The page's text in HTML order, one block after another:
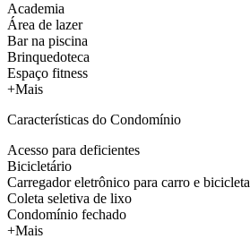
Academia
Área de lazer
Bar na piscina
Brinquedoteca
Espaço fitness
+Mais
Características do Condomínio
Acesso para deficientes
Bicicletário
Carregador eletrônico para carro e bicicleta
Coleta seletiva de lixo
Condomínio fechado
+Mais